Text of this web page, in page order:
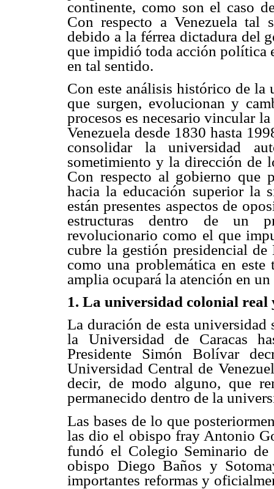
continente, como son el caso
Con respecto a Venezuela
debido a la férrea dictadura del
que impidió toda acción política
en tal sentido.
Con este análisis histórico de
que surgen, evolucionan y
procesos es necesario vincular
Venezuela desde 1830 hasta
consolidar la universidad
sometimiento y la dirección de
Con respecto al gobierno que
hacia la educación superior la
están presentes aspectos de
estructuras dentro de un
revolucionario como el que
cubre la gestión presidencial
como una problemática en
amplia ocupará la atención en
1. La universidad colonial real
La duración de esta universidad
la Universidad de Caracas
Presidente Simón Bolívar
Universidad Central de
decir, de modo alguno, que
permanecido dentro de la
Las bases de lo que
las dio el obispo fray Antonio
fundó el Colegio Seminario de
obispo Diego Baños y
importantes reformas y